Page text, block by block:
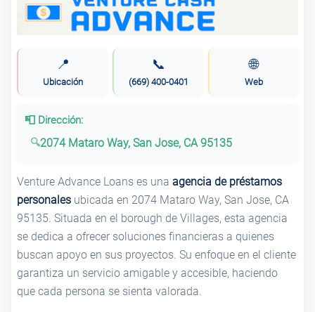
📍
Ubicación
📞
(669) 400-0401
🌐
Web
📮 Dirección:
2074 Mataro Way, San Jose, CA 95135
Venture Advance Loans es una agencia de préstamos
personales ubicada en 2074 Mataro Way, San Jose, CA
95135. Situada en el borough de Villages, esta agencia
se dedica a ofrecer soluciones financieras a quienes
buscan apoyo en sus proyectos. Su enfoque en el cliente
garantiza un servicio amigable y accesible, haciendo
que cada persona se sienta valorada.